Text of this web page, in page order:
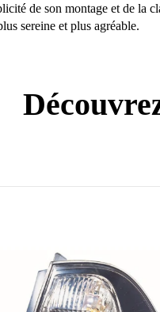
de son montage et de
sereine et plus agréable.